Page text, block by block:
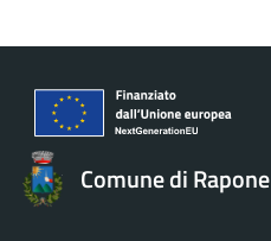
Comune di Rapone